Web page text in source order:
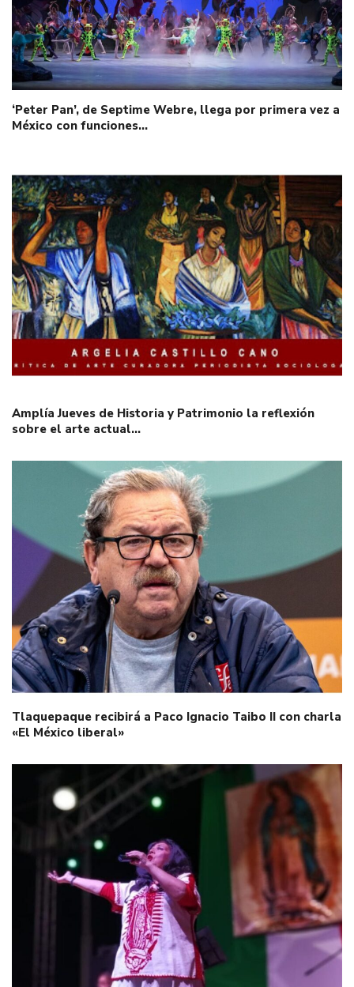
‘Peter Pan’, de Septime Webre, llega por primera vez a
México con funciones…
Amplía Jueves de Historia y Patrimonio la reflexión
sobre el arte actual…
Tlaquepaque recibirá a Paco Ignacio Taibo II con charla
«El México liberal»